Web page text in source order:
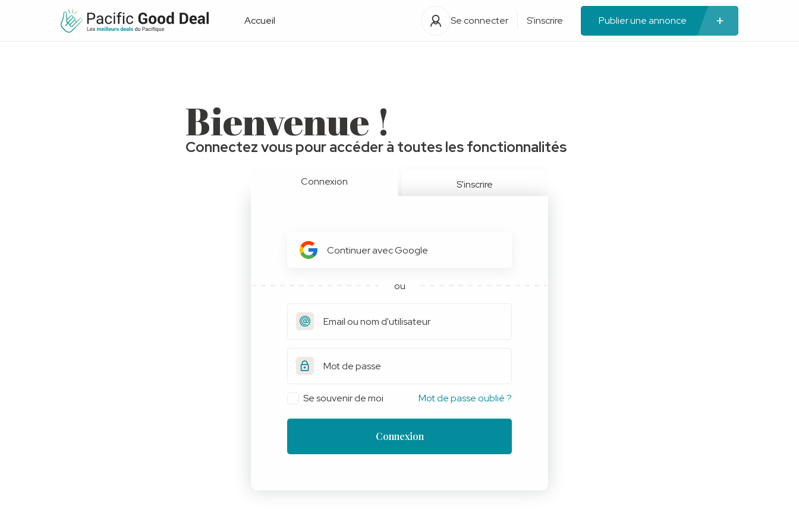
Accueil Se connecter S'inscrire Publier une annonce
Bienvenue !
Connectez vous pour accéder à toutes les fonctionnalités
Connexion S'inscrire
Continuer avec Google
ou
Se souvenir de moi Mot de passe oublié ?
Connexion